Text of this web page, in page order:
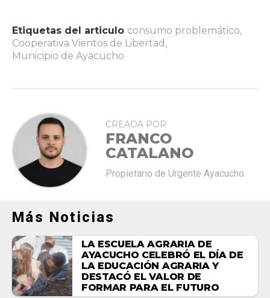
Etiquetas del articulo consumo problemático,
Cooperativa Vientos de Libertad ,
Municipio de Ayacucho
CREADA POR
FRANCO
CATALANO
Propietario de Urgente Ayacucho.
Más Noticias
LA ESCUELA AGRARIA DE
AYACUCHO CELEBRÓ EL DÍA DE
LA EDUCACIÓN AGRARIA Y
DESTACÓ EL VALOR DE
FORMAR PARA EL FUTURO